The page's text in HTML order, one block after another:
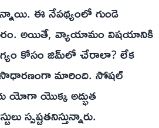
ఈ నేపథ్యంలో గుండె
అయితే, వ్యాయామం విషయానికి
కోసం జిమ్‌లో చేరాలా? లేక
మారింది. సోషల్
యోగా యొక్క అద్భుత
స్పష్టతనిస్తున్నారు.